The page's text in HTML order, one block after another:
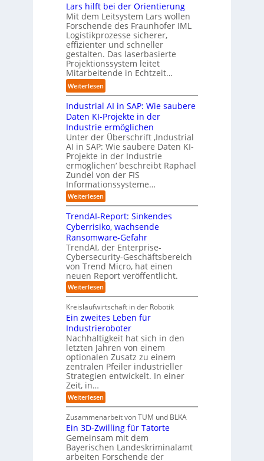
g
s
l
ö
s
u
n
g
e
n
r
i
e
a
u
t
o
m
a
i
s
i
e
r
u
n
g
i
a
l
B
s
i
n
e
s
s
E
c
o
y
s
t
e
m
v
o
n
F
o
r
m
w
a
s
b
e
i
i
o
n
.
O
g
w
ä
c
h
s
w
e
i
t
e
r
d
i
e
z
e
i
g
t
M
i
s
s
t
r
a
u
e
n
g
e
g
e
n
ü
b
e
r
n
i
c
h
t
-
e
u
r
o
p
i
s
c
h
e
n
R
Lars hilft bei der Orientierung
Mit dem Leitsystem Lars wollen
Forschende des Fraunhofer IML
Logistikprozesse sicherer,
effizienter und schneller
gestalten. Das laserbasierte
Projektionssystem leitet
Mitarbeitende in Echtzeit…
Weiterlesen:
L
a
r
s
h
l
f
t
b
e
i
d
e
r
O
r
i
e
n
t
i
e
r
u
n
g
Industrial AI in SAP: Wie saubere
Daten KI-Projekte in der
Industrie ermöglichen
Unter der Überschrift ‚Industrial
AI in SAP: Wie saubere Daten KI-
Projekte in der Industrie
ermöglichen‘ beschreibt Raphael
Zundel von der FIS
Informationssysteme…
Weiterlesen:
I
n
d
u
s
t
r
i
a
l
A
I
n
S
A
P
:
W
i
e
s
u
b
e
r
e
D
a
t
TrendAI-Report: Sinkendes
Cyberrisiko, wachsende
Ransomware-Gefahr
TrendAI, der Enterprise-
Cybersecurity-Geschäftsbereich
von Trend Micro, hat einen
neuen Report veröffentlicht.
Weiterlesen:
T
e
n
d
A
I
-
R
e
p
r
t
:
S
i
n
k
e
Kreislaufwirtschaft in der Robotik
Ein zweites Leben für
Industrieroboter
Nachhaltigkeit hat sich in den
letzten Jahren von einem
optionalen Zusatz zu einem
zentralen Pfeiler industrieller
Strategien entwickelt. In einer
Zeit, in…
Weiterlesen:
E
n
z
w
e
i
Zusammenarbeit von TUM und BLKA
Ein 3D-Zwilling für Tatorte
Gemeinsam mit dem
Bayerischen Landeskriminalamt
arbeiten Forschende der